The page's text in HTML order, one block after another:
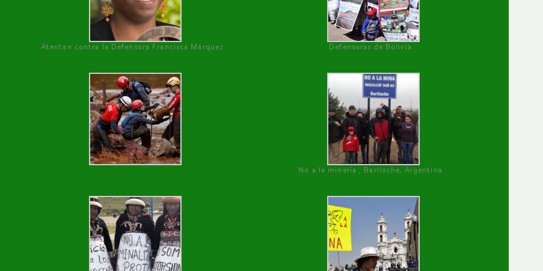
Atentan contra la Defensora Francisca Márquez Defensoras de Bolivia
No a la minería , Bariloche, Argentina